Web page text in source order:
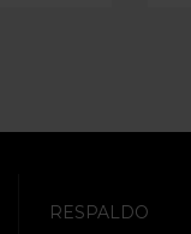
RESPALDO